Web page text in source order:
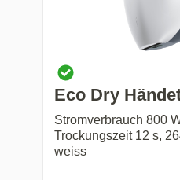
Eco Dry
Stromverbrauch 800
Trockungszeit 12 s,
weiss